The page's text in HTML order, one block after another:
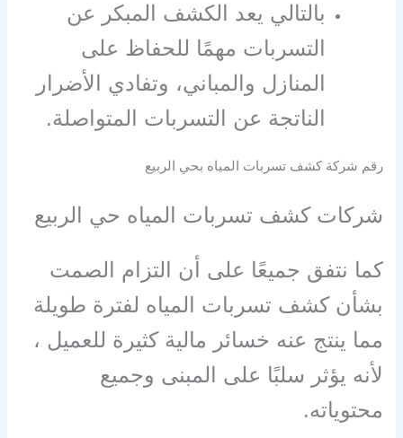
بالتالي يعد الكشف المبكر عن
التسربات مهمًا للحفاظ على
المنازل والمباني، وتفادي الأضرار
الناتجة عن التسربات المتواصلة.
رقم شركة كشف تسربات المياه بحي الربيع
شركات كشف تسربات المياه حي الربيع
كما نتفق جميعًا على أن التزام الصمت
بشأن كشف تسربات المياه لفترة طويلة
مما ينتج عنه خسائر مالية كثيرة للعميل ،
لأنه يؤثر سلبًا على المبنى وجميع
محتوياته.